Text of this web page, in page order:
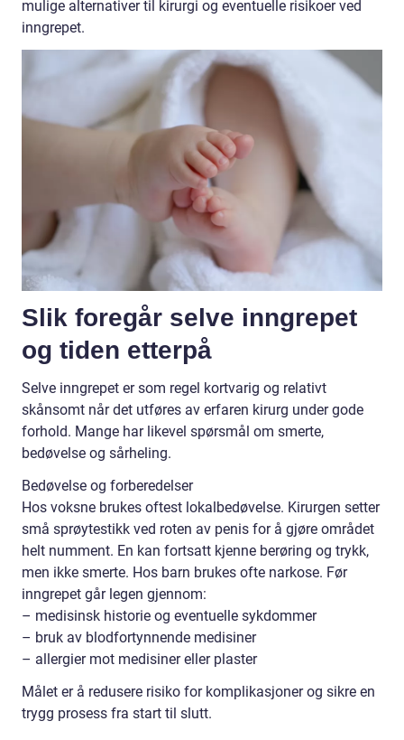
mulige alternativer til kirurgi og eventuelle risikoer ved
inngrepet.
Slik foregår selve inngrepet
og tiden etterpå
Selve inngrepet er som regel kortvarig og relativt
skånsomt når det utføres av erfaren kirurg under gode
forhold. Mange har likevel spørsmål om smerte,
bedøvelse og sårheling.
Bedøvelse og forberedelser
Hos voksne brukes oftest lokalbedøvelse. Kirurgen setter
små sprøytestikk ved roten av penis for å gjøre området
helt numment. En kan fortsatt kjenne berøring og trykk,
men ikke smerte. Hos barn brukes ofte narkose. Før
inngrepet går legen gjennom:
– medisinsk historie og eventuelle sykdommer
– bruk av blodfortynnende medisiner
– allergier mot medisiner eller plaster
Målet er å redusere risiko for komplikasjoner og sikre en
trygg prosess fra start til slutt.